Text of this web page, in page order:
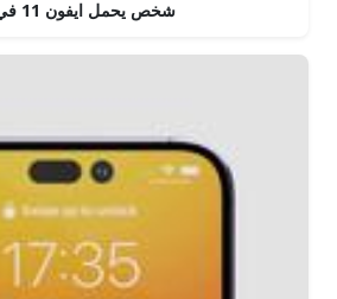
شخص يحمل ايفون 11 في يده